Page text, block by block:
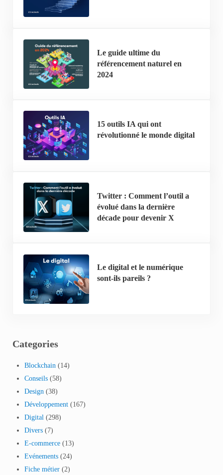
Le guide ultime du
référencement naturel en
2024
15 outils IA qui ont
révolutionné le monde digital
Twitter : Comment l’outil a
évolué dans la dernière
décade pour devenir X
Le digital et le numérique
sont-ils pareils ?
Categories
Blockchain (14)
Conseils (58)
Design (38)
Développement (167)
Digital (298)
Divers (7)
E-commerce (13)
Evénements (24)
Fiche métier (2)